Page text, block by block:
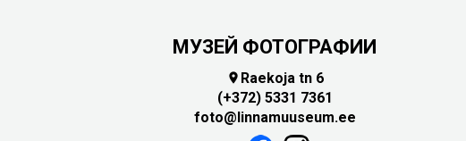
МУЗЕЙ ФОТОГРАФИИ
 Raekoja tn 6
(+372) 5331 7361
foto@linnamuuseum.ee